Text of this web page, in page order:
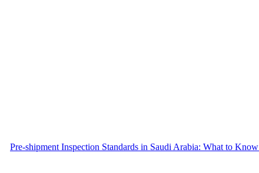
Pre-shipment Inspection Standards in Saudi Arabia: What to Know